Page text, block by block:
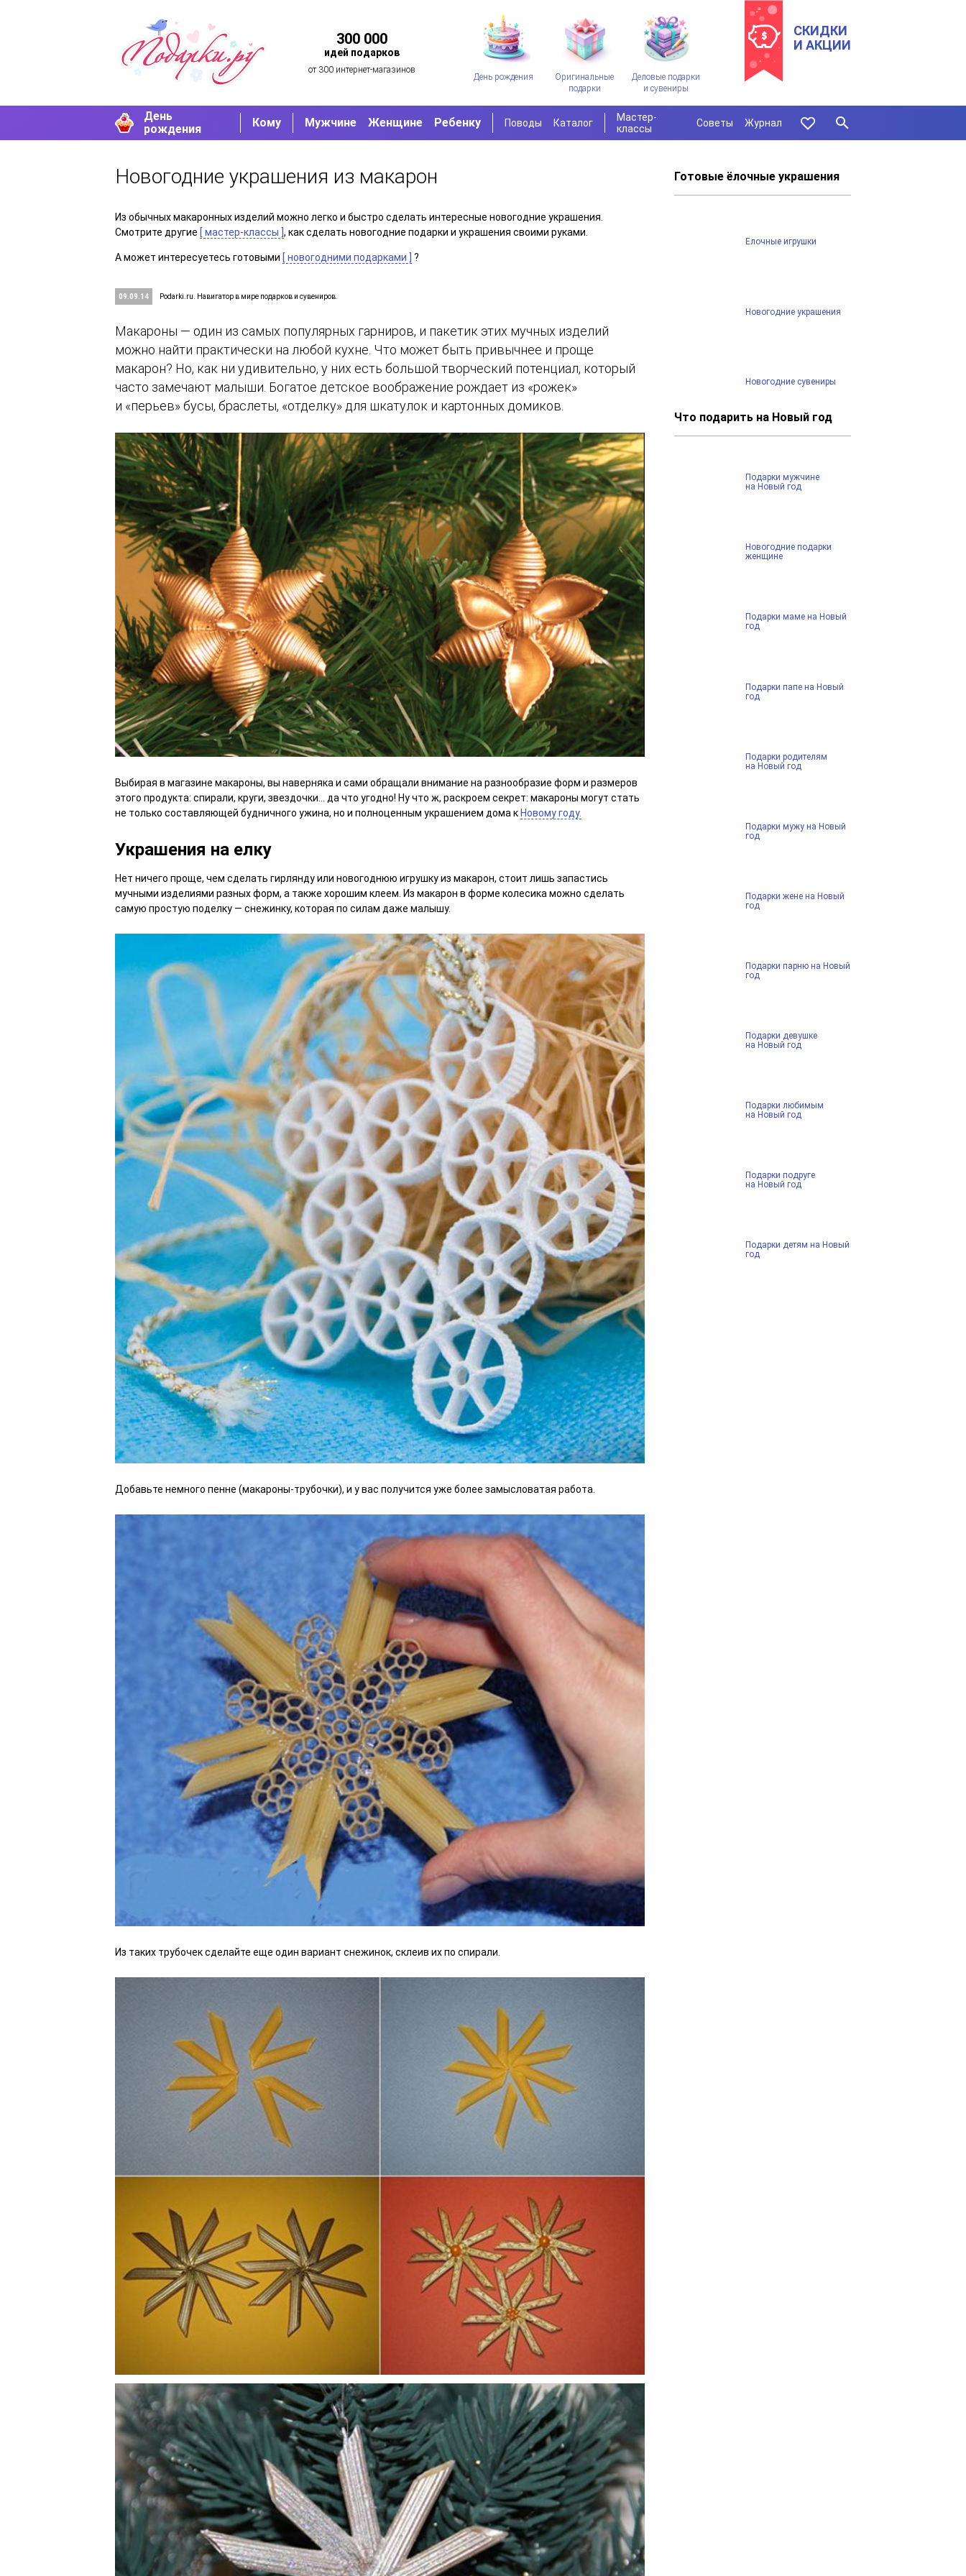
300 000
идей подарков
от 300 интернет-магазинов
День рождения
Оригинальные
подарки
Деловые подарки
и сувениры
СКИДКИ
И АКЦИИ
День
рождения
Кому Мужчине Женщине Ребенку Поводы Каталог
Мастер-
классы
Советы Журнал
Новогодние украшения из макарон
Из обычных макаронных изделий можно легко и быстро сделать интересные новогодние украшения.
Смотрите другие [ мастер-классы ] , как сделать новогодние подарки и украшения своими руками.
А может интересуетесь готовыми [ новогодними подарками ] ?
09.09.14 Podarki.ru. Навигатор в мире подарков и сувениров.
Макароны — один из самых популярных гарниров, и пакетик этих мучных изделий
можно найти практически на любой кухне. Что может быть привычнее и проще
макарон? Но, как ни удивительно, у них есть большой творческий потенциал, который
часто замечают малыши. Богатое детское воображение рождает из «рожек»
и «перьев» бусы, браслеты, «отделку» для шкатулок и картонных домиков.
Выбирая в магазине макароны, вы наверняка и сами обращали внимание на разнообразие форм и размеров
этого продукта: спирали, круги, звездочки… да что угодно! Ну что ж, раскроем секрет: макароны могут стать
не только составляющей будничного ужина, но и полноценным украшением дома к Новому году.
Украшения на елку
Нет ничего проще, чем сделать гирлянду или новогоднюю игрушку из макарон, стоит лишь запастись
мучными изделиями разных форм, а также хорошим клеем. Из макарон в форме колесика можно сделать
самую простую поделку — снежинку, которая по силам даже малышу.
Добавьте немного пенне (макароны-трубочки), и у вас получится уже более замысловатая работа.
Из таких трубочек сделайте еще один вариант снежинок, склеив их по спирали.
Готовые ёлочные украшения
Елочные игрушки
Новогодние украшения
Новогодние сувениры
Что подарить на Новый год
Подарки мужчине
на Новый год
Новогодние подарки
женщине
Подарки маме на Новый
год
Подарки папе на Новый
год
Подарки родителям
на Новый год
Подарки мужу на Новый
год
Подарки жене на Новый
год
Подарки парню на Новый
год
Подарки девушке
на Новый год
Подарки любимым
на Новый год
Подарки подруге
на Новый год
Подарки детям на Новый
год